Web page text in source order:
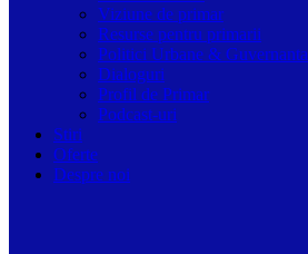
Viziune de primar
Resurse pentru primarii
Politici Urbane & Guvernanta
Dialoguri
Profil de Primar
Podcast-uri
Stiri
Oferte
Despre noi